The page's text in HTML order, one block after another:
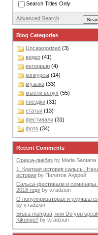
Search Titles Only
Advanced Search
Blog Categories
Uncategorized (3)
видео (41)
интервью (4)
конкурсы (14)
музыка (33)
мысли вслух (55)
поездки (31)
статьи (13)
фестивали (31)
фото (34)
Recent Comments
Ориша-ликбез by Maria Santana
1. Краткая история сальсы.
истории by Пилатов Андрей
Сальса-фестивали и семинары
2018 году by v.radziun
О популяризаторах и
by v.radziun
Bruca maniguá, или Do you
Kikongo? by v.radziun